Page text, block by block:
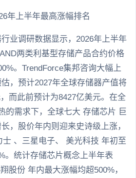
年上半年最高涨幅排名
业调研数据显示，2026年上半年
两类利基型存储产品合约价格
。TrendForce集邦咨询大幅上
，预计2027年全球存储器产值将
而此前预计为8427亿美元。在全
的需求下，全球七大 存储芯片 巨
，股价年内则迎来史诗级上涨，
、三星电子、 美光科技 年初至
。统计存储芯片概念上半年表
股份 年内最大涨幅均超500%，